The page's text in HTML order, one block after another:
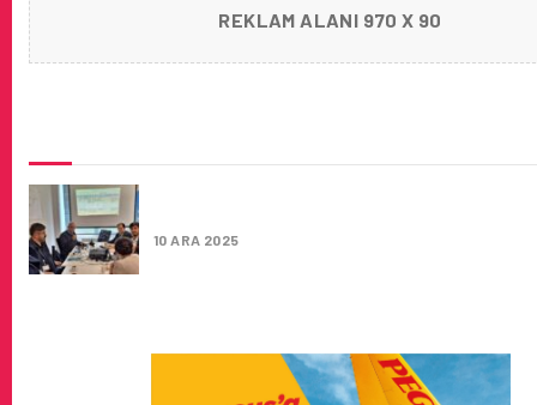
REKLAM ALANI 970 X 90
10 ARA 2025